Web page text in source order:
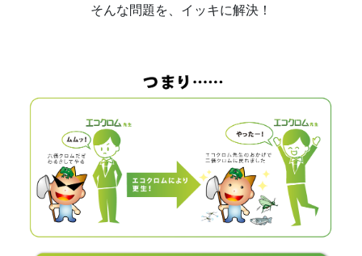
そんな問題を、イッキに解決！